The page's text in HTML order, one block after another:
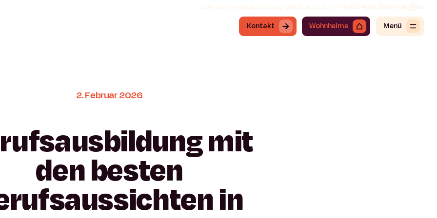
Erreichbar von Montag bis Freitag von 8:30 bis 19:30 Uhr+34 919 49 91 68Kontakt De
Kontakt Wohnheime Menü
2.Februar2026
mit
denbesten
in